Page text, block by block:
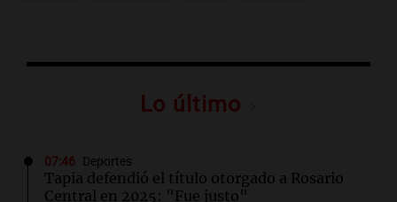
Lo último
07:46 Deportes
Tapia defendió el título otorgado a Rosario
Central en 2025: "Fue justo"